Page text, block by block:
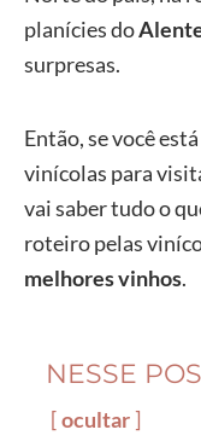
planícies do
surpresas.
Então, se você
vinícolas para
vai saber tudo o
roteiro pelas
melhores vinhos.
NESSE
ocultar